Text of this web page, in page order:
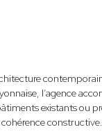
l’agence
existants ou
cohérence constructive.